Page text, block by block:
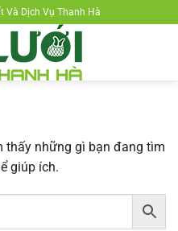
Và Dịch Vụ Thanh Hà
thấy những gì bạn đang tìm
giúp ích.